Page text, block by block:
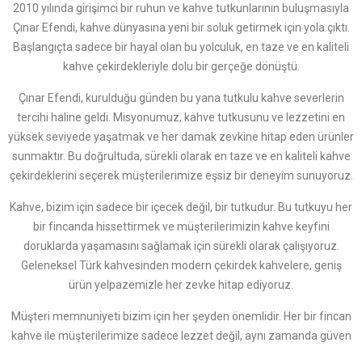
2010 yılında girişimci bir ruhun ve kahve tutkunlarının buluşmasıyla
Çınar Efendi, kahve dünyasına yeni bir soluk getirmek için yola çıktı.
Başlangıçta sadece bir hayal olan bu yolculuk, en taze ve en kaliteli
kahve çekirdekleriyle dolu bir gerçeğe dönüştü.
Çınar Efendi, kurulduğu günden bu yana tutkulu kahve severlerin
tercihi haline geldi. Misyonumuz, kahve tutkusunu ve lezzetini en
yüksek seviyede yaşatmak ve her damak zevkine hitap eden ürünler
sunmaktır. Bu doğrultuda, sürekli olarak en taze ve en kaliteli kahve
çekirdeklerini seçerek müşterilerimize eşsiz bir deneyim sunuyoruz.
Kahve, bizim için sadece bir içecek değil, bir tutkudur. Bu tutkuyu her
bir fincanda hissettirmek ve müşterilerimizin kahve keyfini
doruklarda yaşamasını sağlamak için sürekli olarak çalışıyoruz.
Geleneksel Türk kahvesinden modern çekirdek kahvelere, geniş
ürün yelpazemizle her zevke hitap ediyoruz.
Müşteri memnuniyeti bizim için her şeyden önemlidir. Her bir fincan
kahve ile müşterilerimize sadece lezzet değil, aynı zamanda güven